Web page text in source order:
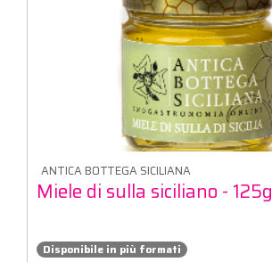
ANTICA BOTTEGA SICILIANA
Miele di sulla siciliano - 125g
Disponibile in più formati